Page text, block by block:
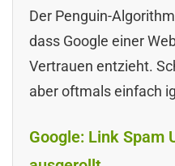
Der Penguin-
dass Google einer
Vertrauen entzieht.
aber oftmals einfach
Google: Link Spam